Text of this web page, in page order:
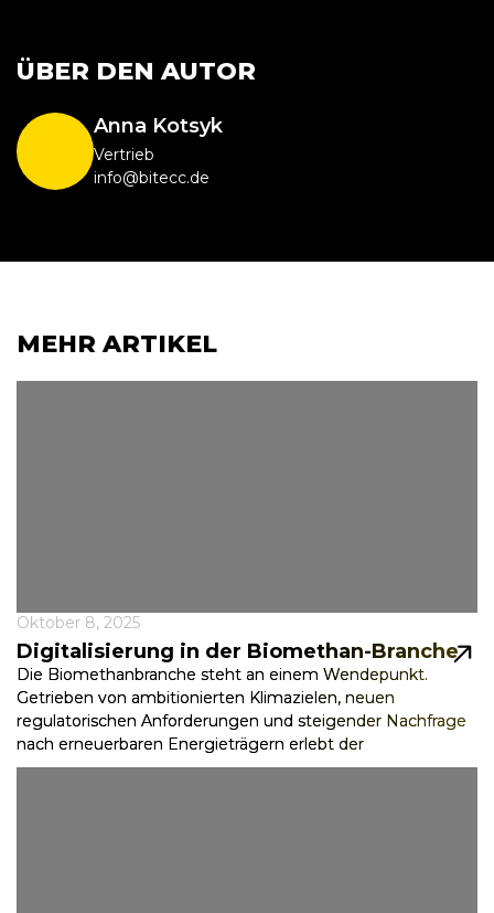
ÜBER DEN AUTOR
Anna Kotsyk
Vertrieb
info@bitecc.de
MEHR ARTIKEL
Oktober 8, 2025
Digitalisierung in der Biomethan-Branche
Die Biomethanbranche steht an einem Wendepunkt.
Getrieben von ambitionierten Klimazielen, neuen
regulatorischen Anforderungen und steigender Nachfrage
nach erneuerbaren Energieträgern erlebt der
Biomethanmarkt derzeit ein...